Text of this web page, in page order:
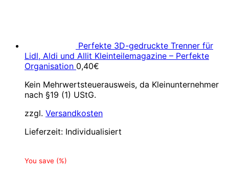
Perfekte 3D-gedruckte Trenner für
Lidl, Aldi und Allit Kleinteilemagazine – Perfekte
Organisation 0,40€
Kein Mehrwertsteuerausweis, da Kleinunternehmer
nach §19 (1) UStG.
zzgl. Versandkosten
Lieferzeit: Individualisiert
You save (%)